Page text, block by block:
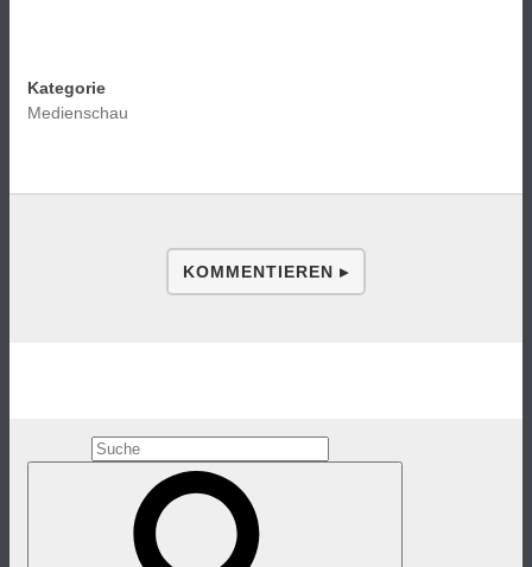
Kategorie
Medienschau
KOMMENTIEREN ▸